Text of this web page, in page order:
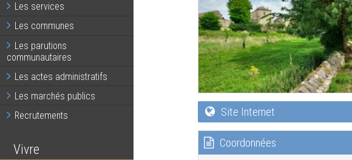
Les services
Les communes
Les parutions
communautaires
Les actes administratifs
Les marchés publics
Recrutements
Vivre
Site Internet
Coordonnées